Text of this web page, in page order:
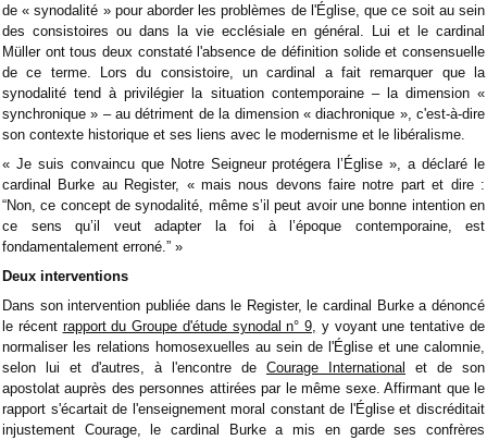
de « synodalité » pour aborder les problèmes de l'Église, que ce soit au sein
des consistoires ou dans la vie ecclésiale en général. Lui et le cardinal
Müller ont tous deux constaté l'absence de définition solide et consensuelle
de ce terme. Lors du consistoire, un cardinal a fait remarquer que la
synodalité tend à privilégier la situation contemporaine – la dimension «
synchronique » – au détriment de la dimension « diachronique », c'est-à-dire
son contexte historique et ses liens avec le modernisme et le libéralisme.
« Je suis convaincu que Notre Seigneur protégera l’Église », a déclaré le
cardinal Burke au Register, « mais nous devons faire notre part et dire :
“Non, ce concept de synodalité, même s’il peut avoir une bonne intention en
ce sens qu’il veut adapter la foi à l’époque contemporaine, est
fondamentalement erroné.” »
Deux interventions
Dans son intervention publiée dans le Register, le cardinal Burke a dénoncé
le récent rapport du Groupe d'étude synodal n° 9, y voyant une tentative de
normaliser les relations homosexuelles au sein de l'Église et une calomnie,
selon lui et d'autres, à l'encontre de Courage International
et de son
apostolat auprès des personnes attirées par le même sexe. Affirmant que le
rapport s'écartait de l'enseignement moral constant de l'Église et discréditait
injustement Courage, le cardinal Burke a mis en garde ses confrères